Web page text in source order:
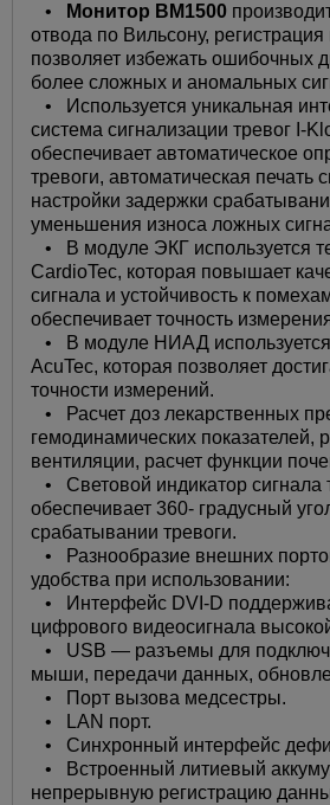
•
Монитор BM1500
отвода по Вильсону,
позволяет избежать ошибочных
более сложных и аномальных
• Используется уникальная
система сигнализации тревог I-
обеспечивает автоматическое
тревоги, автоматическая печать
настройки задержки
уменьшения износа ложных
• В модуле ЭКГ используется
CardioTec, которая повышает
сигнала и устойчивость к
обеспечивает точность
• В модуле НИАД используется
AcuTec, которая позволяет
точности измерений.
• Расчет доз лекарственных
гемодинамических показателей,
вентиляции, расчет функции
• Световой индикатор сигнала
обеспечивает 360- градусный
срабатывании тревоги.
• Разнообразие внешних
удобства при использовании:
• Интерфейс DVI-D
цифрового видеосигнала
• USB — разъемы для
мыши, передачи данных,
• Порт вызова медсестры.
• LAN порт.
• Синхронный интерфейс
• Встроенный литиевый
непрерывную регистрацию